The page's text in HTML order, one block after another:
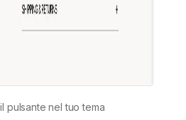
pulsante nel tuo tema